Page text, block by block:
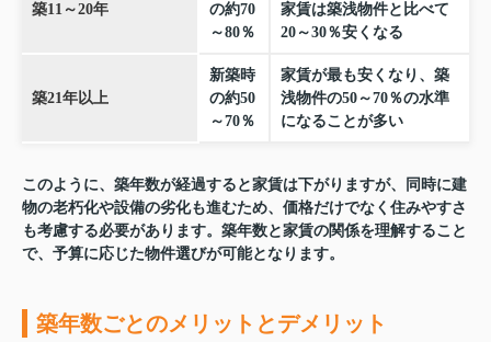
築11～20年
の約70
～80％
家賃は築浅物件と比べて
20～30％安くなる
築21年以上
新築時
の約50
～70％
家賃が最も安くなり、築
浅物件の50～70％の水準
になることが多い
このように、築年数が経過すると家賃は下がりますが、同時に建
物の老朽化や設備の劣化も進むため、価格だけでなく住みやすさ
も考慮する必要があります。築年数と家賃の関係を理解すること
で、予算に応じた物件選びが可能となります。
築年数ごとのメリットとデメリット